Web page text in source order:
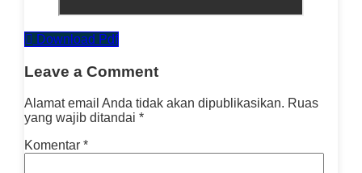
Download Pdf
Leave a Comment
Alamat email Anda tidak akan dipublikasikan. Ruas
yang wajib ditandai *
Komentar *